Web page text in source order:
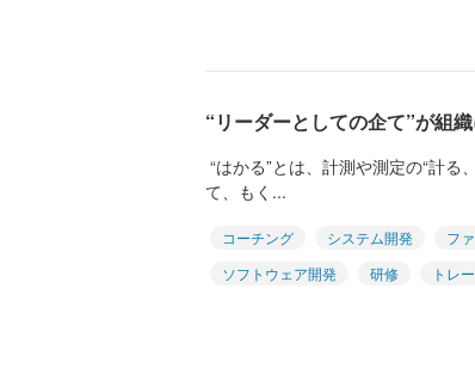
“リーダーとしての企て”が組
“はかる”とは、計測や測定の“計
て、もく...
コーチング システム開発 フ
ソフトウェア開発
研修
トレ